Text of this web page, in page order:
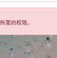
需的权限。